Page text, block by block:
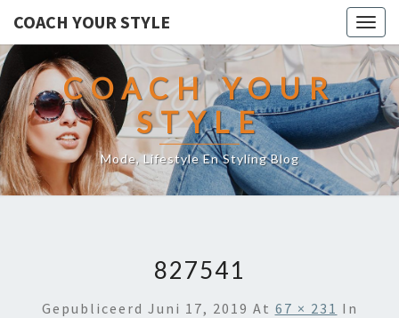
COACH YOUR STYLE
COACH YOUR
STYLE
Mode, Lifestyle En Styling Blog
827541
Gepubliceerd Juni 17, 2019 At 67 × 231 In